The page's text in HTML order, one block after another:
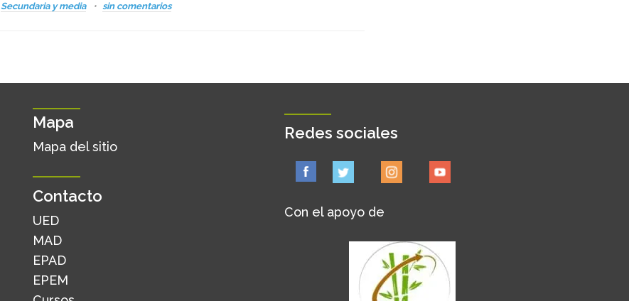
Secundaria y media sin comentarios
Mapa
Mapa del sitio
Contacto
UED
MAD
EPAD
EPEM
Redes sociales
Con el apoyo de